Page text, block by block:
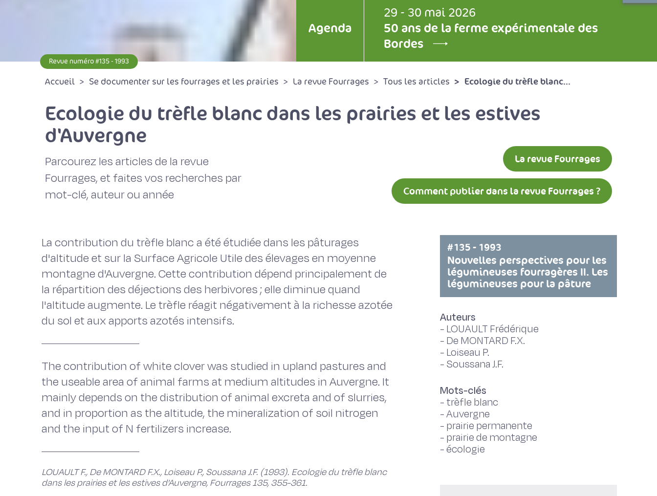
Agenda
29 - 30 mai 2026
50 ans de la ferme expérimentale des
Bordes
Revue numéro #135 - 1993
Accueil Se documenter sur les fourrages et les prairies La revue Fourrages Tous les articles Ecologie du trèfle blanc...
Ecologie du trèfle blanc dans les prairies et les estives
d'Auvergne
Parcourez les articles de la revue
Fourrages, et faites vos recherches par
mot-clé, auteur ou année
La revue Fourrages
Comment publier dans la revue Fourrages ?
La contribution du trèfle blanc a été étudiée dans les pâturages
d'altitude et sur la Surface Agricole Utile des élevages en moyenne
montagne d'Auvergne. Cette contribution dépend principalement de
la répartition des déjections des herbivores ; elle diminue quand
l'altitude augmente. Le trèfle réagit négativement à la richesse azotée
du sol et aux apports azotés intensifs.
The contribution of white clover was studied in upland pastures and
the useable area of animal farms at medium altitudes in Auvergne. It
mainly depends on the distribution of animal excreta and of slurries,
and in proportion as the altitude, the mineralization of soil nitrogen
and the input of N fertilizers increase.
LOUAULT F., De MONTARD F.X., Loiseau P., Soussana J.F. (1993). Ecologie du trèfle blanc
dans les prairies et les estives d'Auvergne, Fourrages 135, 355-361.
#135 - 1993
Nouvelles perspectives pour les
légumineuses fourragères II. Les
légumineuses pour la pâture
Auteurs
- LOUAULT Frédérique
- De MONTARD F.X.
- Loiseau P.
- Soussana J.F.
Mots-clés
- trèfle blanc
-Auvergne
- prairie permanente
- prairie de montagne
-écologie